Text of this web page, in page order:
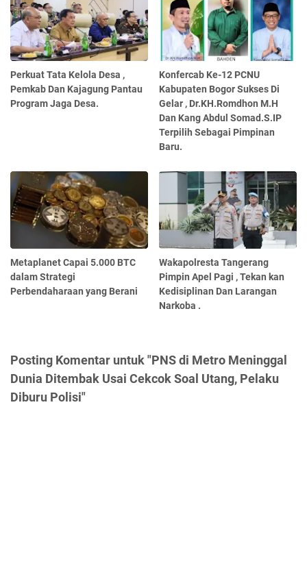
Perkuat Tata Kelola Desa ,
Pemkab Dan Kajagung Pantau
Program Jaga Desa.
Konfercab Ke-12 PCNU
Kabupaten Bogor Sukses Di
Gelar , Dr.KH.Romdhon M.H
Dan Kang Abdul Somad.S.IP
Terpilih Sebagai Pimpinan
Baru.
Metaplanet Capai 5.000 BTC
dalam Strategi
Perbendaharaan yang Berani
Wakapolresta Tangerang
Pimpin Apel Pagi , Tekan kan
Kedisiplinan Dan Larangan
Narkoba .
Posting Komentar untuk "PNS di Metro Meninggal
Dunia Ditembak Usai Cekcok Soal Utang, Pelaku
Diburu Polisi"